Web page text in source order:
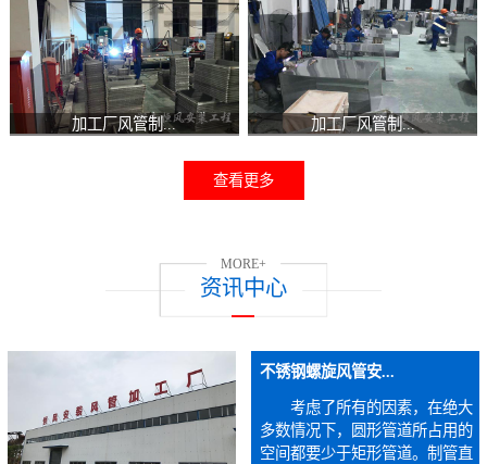
加工厂风管制... 加工厂风管制...
查看更多
MORE+
资讯中心
不锈钢螺旋风管安...
考虑了所有的因素，在绝大
多数情况下，圆形管道所占用的
空间都要少于矩形管道。制管直